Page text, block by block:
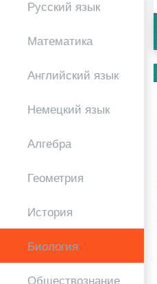
Русский язык
Математика
Английский язык
Немецкий язык
Алгебра
Геометрия
История
Биология
Обществознание